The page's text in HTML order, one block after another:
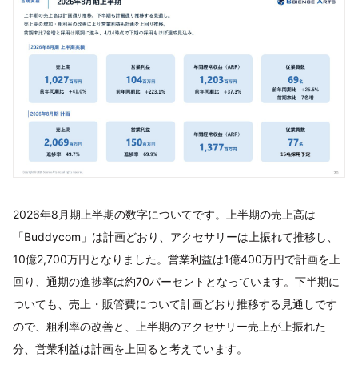
2026年8月期上半期の数字についてです。上半期の売上高は
「Buddycom」は計画どおり、アクセサリーは上振れて推移し、
10億2,700万円となりました。営業利益は1億400万円で計画を上
回り、通期の進捗率は約70パーセントとなっています。下半期に
ついても、売上・販管費について計画どおり推移する見通しです
ので、粗利率の改善と、上半期のアクセサリー売上が上振れた
分、営業利益は計画を上回ると考えています。